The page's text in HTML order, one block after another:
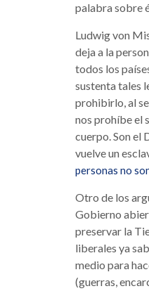
palabra sobre
Ludwig von
deja a la
todos los
sustenta tales
prohibirlo, al
nos prohíbe el
cuerpo. Son el
vuelve un
personas no
Otro de los
Gobierno
preservar la
liberales ya
medio para
(guerras,